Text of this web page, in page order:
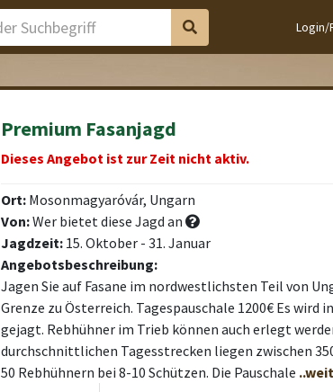
Login/
Premium Fasanjagd
Dieses Angebot ist zur Zeit nicht aktiv.
Ort: Mosonmagyaróvár, Ungarn
Von:Wer bietet diese Jagd an
Jagdzeit: 15. Oktober - 31. Januar
Angebotsbeschreibung:
Jagen Sie auf Fasane im nordwestlichsten Teil von
Grenze zu Österreich. Tagespauschale 1200€ Es wird
gejagt. Rebhühner im Trieb können auch erlegt
durchschnittlichen Tagesstrecken liegen zwischen
50 Rebhühnern bei 8-10 Schützen. Die Pauschale